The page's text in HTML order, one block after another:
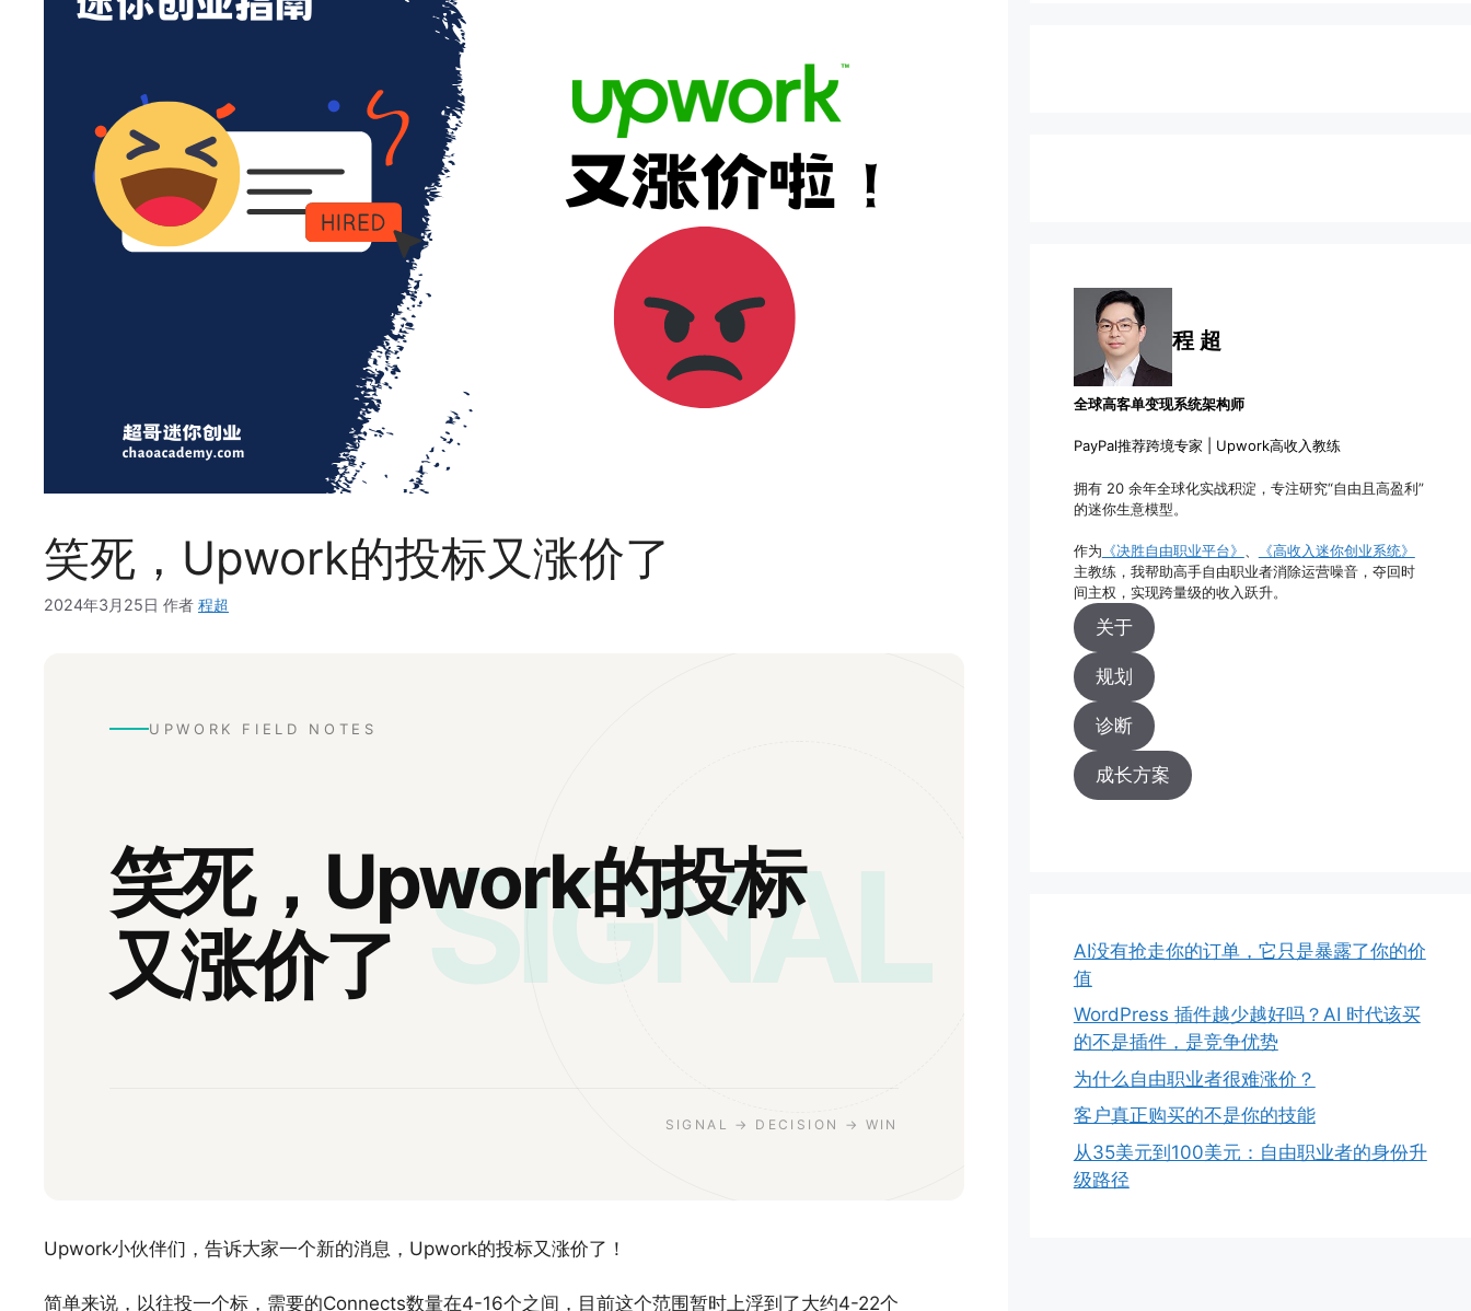
笑死，Upwork的投标又涨价了
2024年3月25日 作者 程超
SIGNAL
UPWORK FIELD NOTES
笑死，Upwork的投标
又涨价了
SIGNAL → DECISION → WIN
Upwork小伙伴们，告诉大家一个新的消息，Upwork的投标又涨价了！
简单来说，以往投一个标，需要的Connects数量在4-16个之间，目前这个范围暂时上浮到了大约4-22个
程 超
全球高客单变现系统架构师
PayPal推荐跨境专家 | Upwork高收入教练
拥有 20 余年全球化实战积淀，专注研究“自由且高盈利”
的迷你生意模型。
作为 《决胜自由职业平台》
《高收入迷你创业系统》
主教练，我帮助高手自由职业者消除运营噪音，夺回时
间主权，实现跨量级的收入跃升。
关于
规划
诊断
成长方案
AI没有抢走你的订单，它只是暴露了你的价
值
WordPress 插件越少越好吗？AI 时代该买
的不是插件，是竞争优势
为什么自由职业者很难涨价？
客户真正购买的不是你的技能
从35美元到100美元：自由职业者的身份升
级路径